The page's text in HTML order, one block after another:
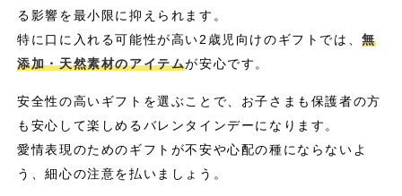
る影響を最小限に抑えられます。
特に口に入れる可能性が高い2歳児向けのギフトでは、無
添加・天然素材のアイテムが安心です。
安全性の高いギフトを選ぶことで、お子さまも保護者の方
も安心して楽しめるバレンタインデーになります。
愛情表現のためのギフトが不安や心配の種にならないよ
う、細心の注意を払いましょう。